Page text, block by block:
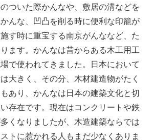
ついた際かんなや、敷居の溝などを
んな、凹凸を削る時に便利な印籠が
す時に重宝する南京がんななど、た
ます。かんなは昔からある木工用工
で使われてきました。日本において
大きく、その分、木材建造物がたく
あり、かんなは日本の建築文化と切
存在です。現在はコンクリートや鉄
くなりましたが、木造建築ならでは
トに惹かれる人もまだ少なくありま